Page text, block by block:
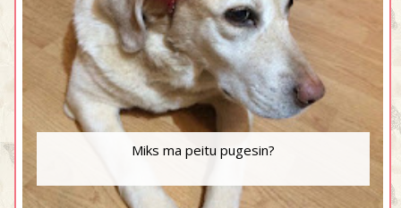
Miks ma peitu pugesin?